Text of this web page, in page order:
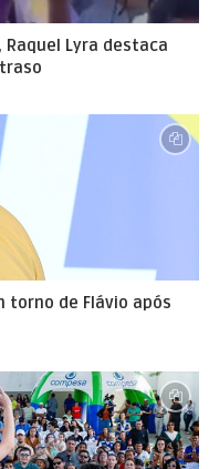
Lyra destaca
torno de Flávio após